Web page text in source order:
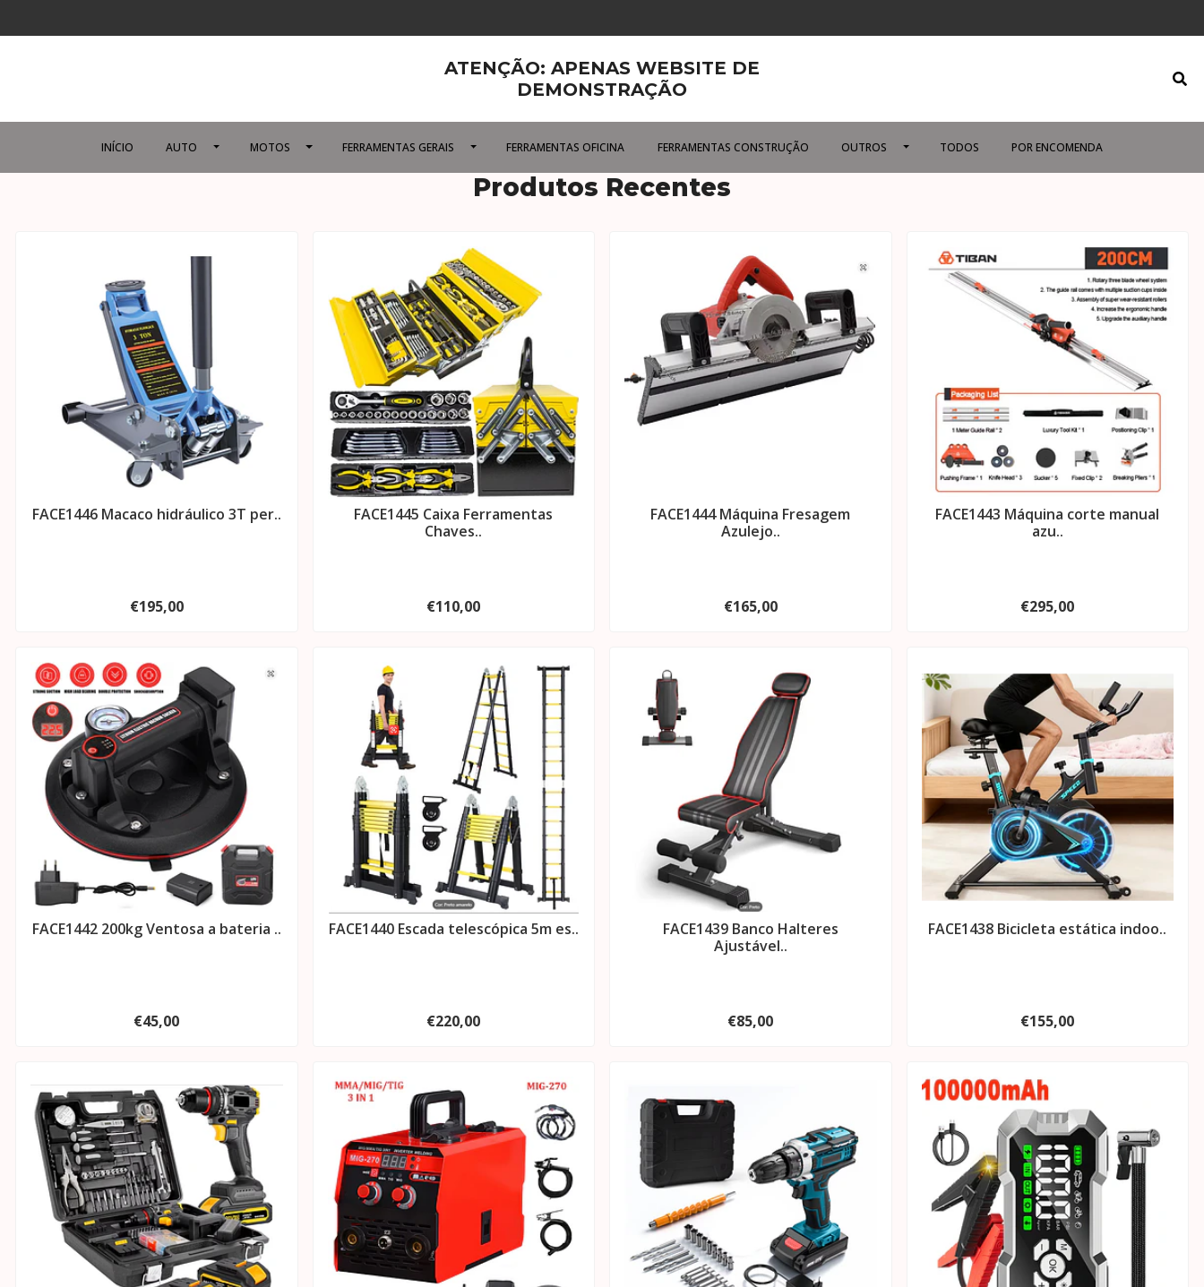
ATENÇÃO: APENAS WEBSITE DE
DEMONSTRAÇÃO
INÍCIO AUTO MOTOS FERRAMENTAS GERAIS FERRAMENTAS OFICINA FERRAMENTAS CONSTRUÇÃO OUTROS TODOS POR ENCOMENDA
Produtos Recentes
FACE1446 Macaco hidráulico 3T per..
€195,00
FACE1445 Caixa Ferramentas
Chaves..
€110,00
FACE1444 Máquina Fresagem
Azulejo..
€165,00
FACE1443 Máquina corte manual
azu..
€295,00
FACE1442 200kg Ventosa a bateria ..
€45,00
FACE1440 Escada telescópica 5m es..
€220,00
FACE1439 Banco Halteres
Ajustável..
€85,00
FACE1438 Bicicleta estática indoo..
€155,00